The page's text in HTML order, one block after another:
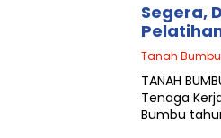
Segera,
Tanah Bumbu
TANAH
Tenaga
Bumbu